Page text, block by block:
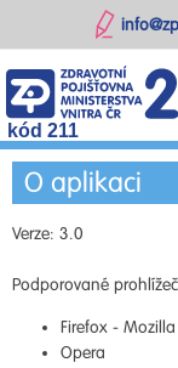
kód 211
O aplikaci
Verze: 3.0
Podporované
Firefox - Mozilla
Opera